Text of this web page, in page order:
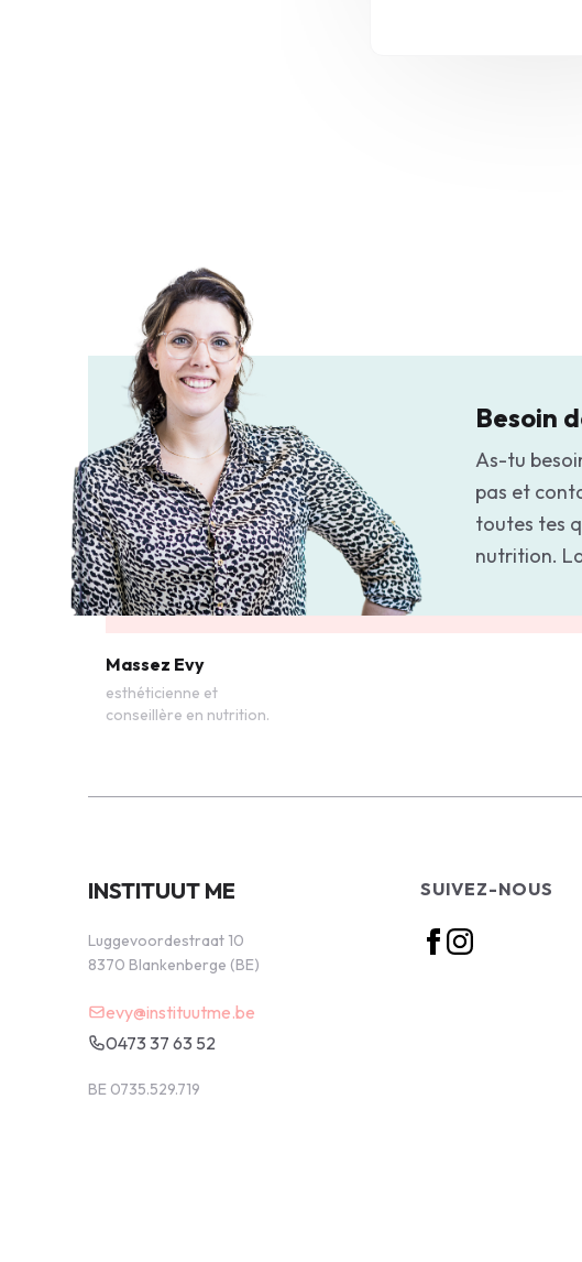
Besoin
As-tu
pas et
toutes tes
nutrition.
Massez Evy
esthéticienne et
conseillère en nutrition.
INSTITUUT ME
Luggevoordestraat 10
8370 Blankenberge (BE)
evy@instituutme.be
0473 37 63 52
BE 0735.529.719
SUIVEZ-NOUS